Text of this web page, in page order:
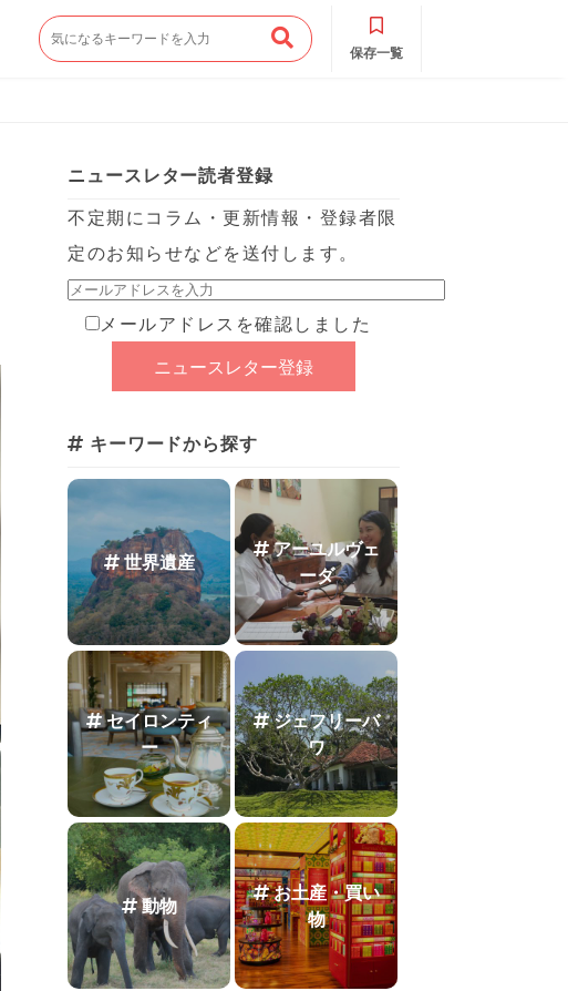
保存一覧
ニュースレター読者登録
不定期にコラム・更新情報・登録者限
定のお知らせなどを送付します。
メールアドレスを確認しました
キーワードから探す
世界遺産
アーユルヴェ
ーダ
セイロンティ
ー
ジェフリーバ
ワ
動物
お土産・買い
物